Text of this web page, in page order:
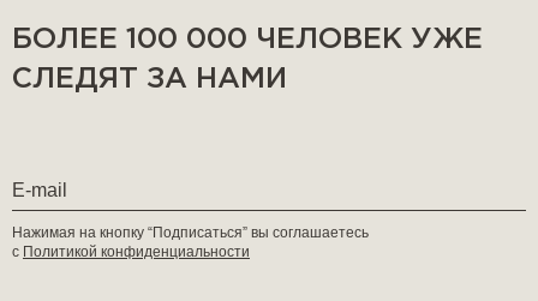
БОЛЕЕ 100 000 ЧЕЛОВЕК УЖЕ
СЛЕДЯТ ЗА НАМИ
Нажимая на кнопку “Подписаться” вы соглашаетесь
с Политикой конфиденциальности